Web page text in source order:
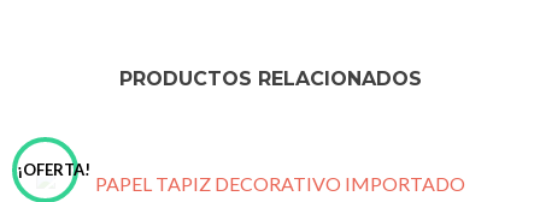
PRODUCTOS RELACIONADOS
¡OFERTA!